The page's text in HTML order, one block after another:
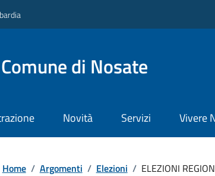
Comune di Nosate
Novità Servizi Vivere
Home / Argomenti / Elezioni / ELEZIONI